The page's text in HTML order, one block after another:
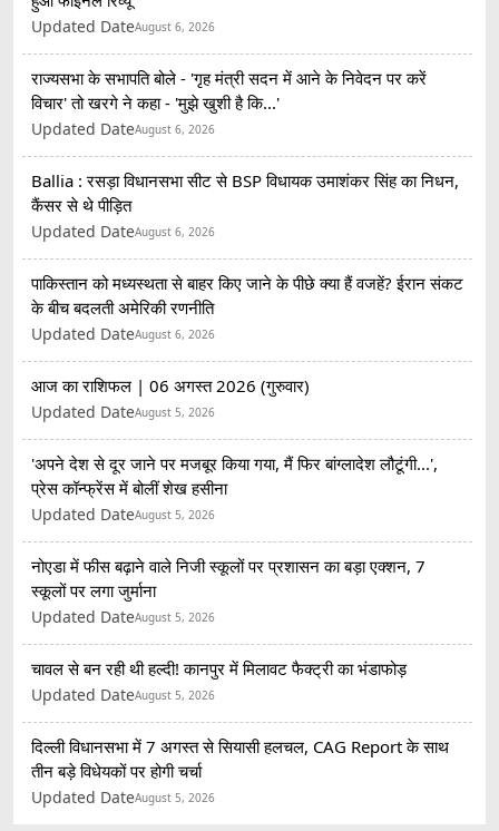
Updated DateAugust 6, 2026
राज्यसभा के सभापति बोले - 'गृह मंत्री सदन में आने के निवेदन पर करें
विचार' तो खरगे ने कहा - 'मुझे खुशी है कि...'
Updated DateAugust 6, 2026
Ballia : रसड़ा विधानसभा सीट से BSP विधायक उमाशंकर सिंह का निधन,
कैंसर से थे पीड़ित
Updated DateAugust 6, 2026
पाकिस्तान को मध्यस्थता से बाहर किए जाने के पीछे क्या हैं वजहें? ईरान संकट
के बीच बदलती अमेरिकी रणनीति
Updated DateAugust 6, 2026
आज का राशिफल | 06 अगस्त 2026 (गुरुवार)
Updated DateAugust 5, 2026
'अपने देश से दूर जाने पर मजबूर किया गया, मैं फिर बांग्लादेश लौटूंगी...',
प्रेस कॉन्फ्रेंस में बोलीं शेख हसीना
Updated DateAugust 5, 2026
नोएडा में फीस बढ़ाने वाले निजी स्कूलों पर प्रशासन का बड़ा एक्शन, 7
स्कूलों पर लगा जुर्माना
Updated DateAugust 5, 2026
चावल से बन रही थी हल्दी! कानपुर में मिलावट फैक्ट्री का भंडाफोड़
Updated DateAugust 5, 2026
दिल्ली विधानसभा में 7 अगस्त से सियासी हलचल, CAG Report के साथ
तीन बड़े विधेयकों पर होगी चर्चा
Updated DateAugust 5, 2026